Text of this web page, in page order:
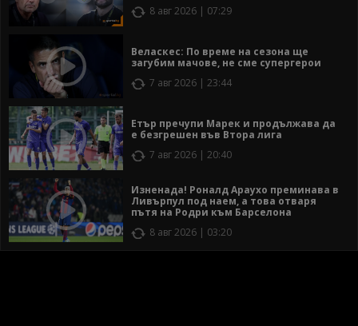
8 авг 2026 | 07:29
Веласкес: По време на сезона ще
загубим мачове, не сме супергерои
7 авг 2026 | 23:44
Етър пречупи Марек и продължава да
е безгрешен във Втора лига
7 авг 2026 | 20:40
Изненада! Роналд Араухо преминава в
Ливърпул под наем, а това отваря
пътя на Родри към Барселона
8 авг 2026 | 03:20